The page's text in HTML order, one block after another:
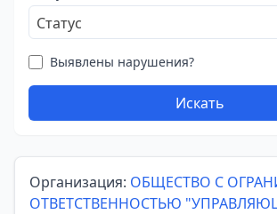
Статус
Выявлены нарушения?
Искать
Организация: ОБЩЕСТВО С
ОТВЕТСТВЕННОСТЬЮ